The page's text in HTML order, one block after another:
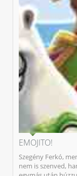
EMOJITO!
Szegény Ferkó,
nem is szenved,